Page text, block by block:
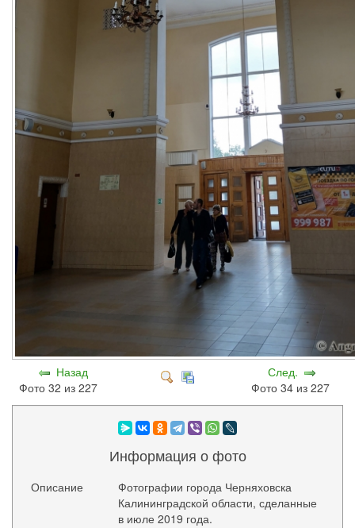
Назад
Фото 32 из 227
След.
Фото 34 из 227
Информация о фото
Описание
Фотографии города Черняховска
Калининградской области, сделанные
в июле 2019 года.